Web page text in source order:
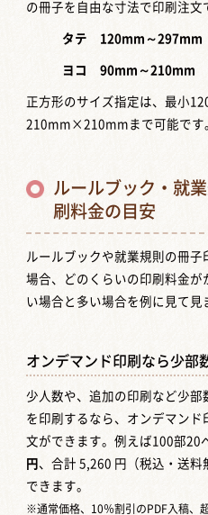
の冊子を自由な寸法で印刷注文
タテ 120mm～297mm
ヨコ 90mm～210mm
正方形のサイズ指定は、最小
210mm×210mmまで可能です
ルールブック・就
刷料金の目安
ルールブックや就業規則の冊
場合、どのくらいの印刷料金が
い場合と多い場合を例に見て見
オンデマンド印刷なら少部
少人数や、追加の印刷など少部
を印刷するなら、オンデマン
文ができます。例えば100部20
円、合計 5,260 円（税込・送
できます。
※通常価格、10％割引のPDF入稿、